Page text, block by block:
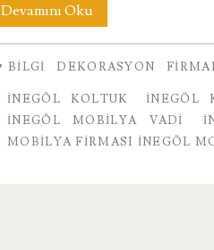
Devamını OkuMobilya
Firması
İnegöl
Mobilya
Vadi
BILGI DEKORASYON
INEGÖL KOLTUK INEGÖL
İNEGÖL MOBILYA VADI
MOBILYA FIRMASI İNEGÖL